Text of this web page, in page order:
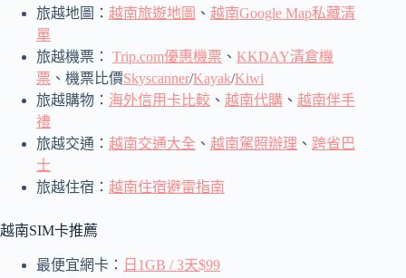
旅越地圖： 越南旅遊地圖 、 越南Google Map私藏清
單
旅越機票： Trip.com優惠機票 、 KKDAY清倉機
票 、機票比價Skyscanner/Kayak/Kiwi
旅越購物： 海外信用卡比較 、 越南代購 、 越南伴手
禮
旅越交通： 越南交通大全 、 越南駕照辦理 、 跨省巴
士
旅越住宿： 越南住宿避雷指南
越南SIM卡推薦
最便宜網卡：
日1GB / 3天$99